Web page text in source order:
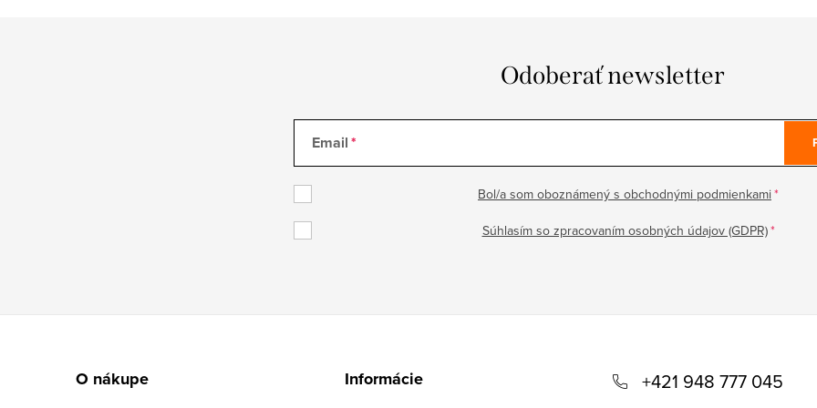
Odoberať newsletter
Email
Bol/a som oboznámený s obchodnými podmienkami
Súhlasím so zpracovaním osobných údajov (GDPR)
O nákupe Informácie
+421 948 777 045